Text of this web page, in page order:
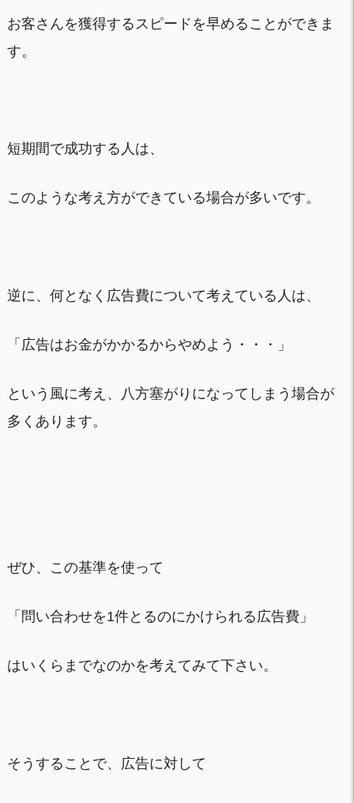
お客さんを獲得するスピードを早めることができま
す。
短期間で成功する人は、
このような考え方ができている場合が多いです。
逆に、何となく広告費について考えている人は、
「広告はお金がかかるからやめよう・・・」
という風に考え、八方塞がりになってしまう場合が
多くあります。
ぜひ、この基準を使って
「問い合わせを1件とるのにかけられる広告費」
はいくらまでなのかを考えてみて下さい。
そうすることで、広告に対して